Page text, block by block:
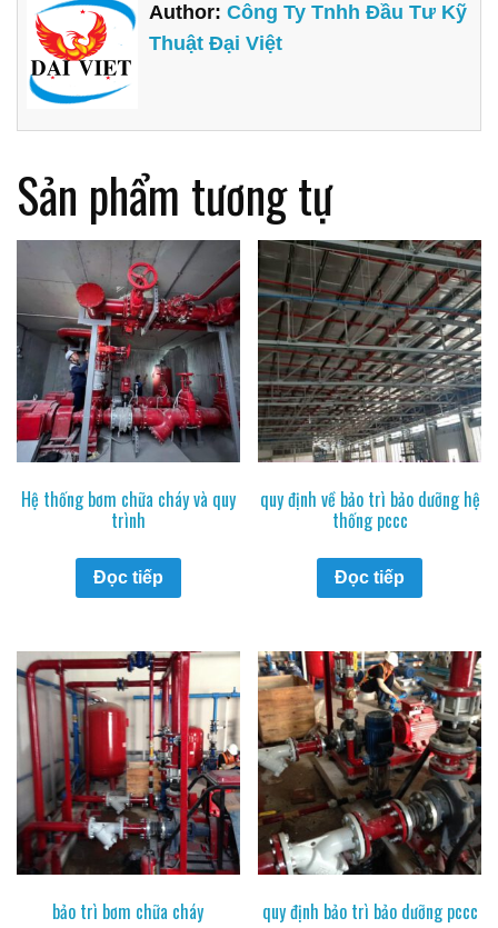
Author:Công Ty Tnhh Đầu Tư Kỹ
Thuật Đại Việt
Sản phẩm tương tự
Hệ thống bơm chữa cháy và quy
trình
Đọc tiếp
quy định về bảo trì bảo dưỡng hệ
thống pccc
Đọc tiếp
bảo trì bơm chữa cháy quy định bảo trì bảo dưỡng pccc